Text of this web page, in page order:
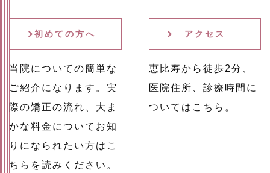
初めての方へ
当院についての簡単な
ご紹介になります。実
際の矯正の流れ、大ま
かな料金についてお知
りになられたい方はこ
ちらを読みください。
アクセス
恵比寿から徒歩2分、
医院住所、診療時間に
ついてはこちら。